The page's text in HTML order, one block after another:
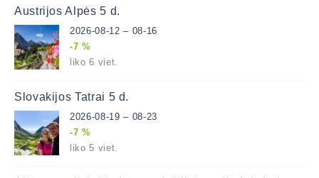
Austrijos Alpės 5 d.
2026-08-12 – 08-16
-7 %
liko 6 viet.
Slovakijos Tatrai 5 d.
2026-08-19 – 08-23
-7 %
liko 5 viet.